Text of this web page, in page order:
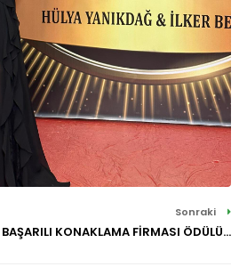
Sonraki
KONAKLAMA FİRMASI ÖDÜLÜ…